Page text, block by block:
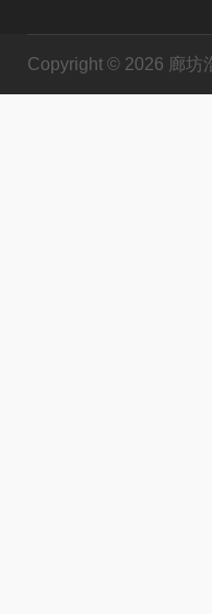
Copyright © 2026 廊坊